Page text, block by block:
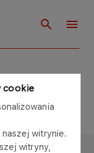
cookie
witrynie.
witryny,